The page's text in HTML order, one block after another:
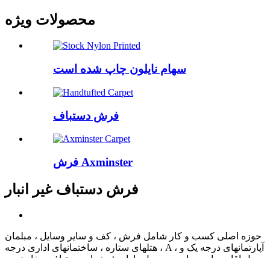
محصولات ویژه
سهام نایلون چاپ شده است
فرش دستباف
فرش Axminster
فرش دستباف غیر انبار
حوزه اصلی کسب و کار شامل فرش ، کف و سایر وسایل ، مبلمان
، هتلهای ستاره ، ساختمانهای اداری درجه A ، آپارتمانهای درجه یک و